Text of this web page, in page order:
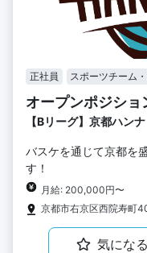
正社員 スポーツチーム
オープンポジショ
【Bリーグ】京都ハン
バスケを通じて京都を
す！
月給: 200,000円〜
京都市右京区西院寿町
気になる